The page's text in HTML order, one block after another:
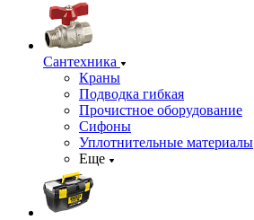
Сантехника
Краны
Подводка гибкая
Прочистное оборудование
Сифоны
Уплотнительные материалы
Еще